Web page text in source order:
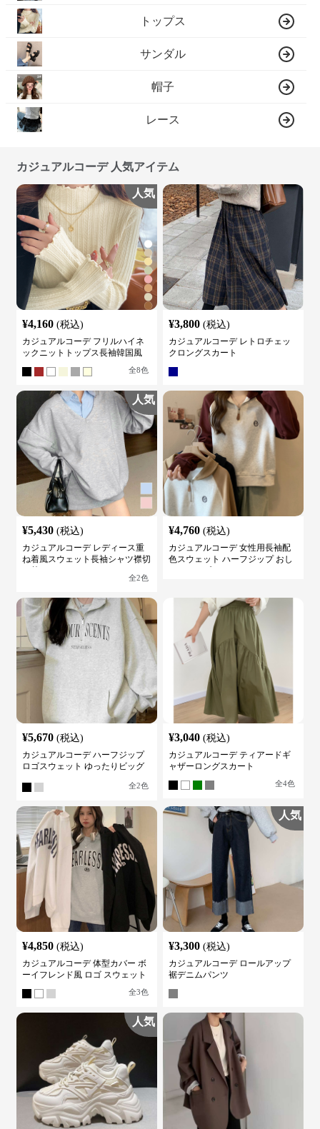
トップス
サンダル
帽子
レース
カジュアルコーデ 人気アイテム
人気
¥4,160 (税込)
カジュアルコーデ フリルハイネ
ックニットトップス長袖韓国風
全8色
¥3,800 (税込)
カジュアルコーデ レトロチェッ
クロングスカート
人気
¥5,430 (税込)
カジュアルコーデ レディース重
ね着風スウェット長袖シャツ襟切
全2色
¥4,760 (税込)
カジュアルコーデ 女性用長袖配
色スウェット ハーフジップ おし
¥5,670 (税込)
カジュアルコーデ ハーフジップ
ロゴスウェット ゆったりビッグ
全2色
¥3,040 (税込)
カジュアルコーデ ティアードギ
ャザーロングスカート
全4色
¥4,850 (税込)
カジュアルコーデ 体型カバー ボ
ーイフレンド風 ロゴ スウェット
全3色
人気
¥3,300 (税込)
カジュアルコーデ ロールアップ
裾デニムパンツ
人気